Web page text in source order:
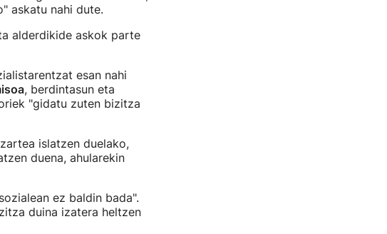
askatu nahi dute.
alderdikide askok parte
esan nahi
, berdintasun eta
"gidatu zuten bizitza
islatzen duelako,
duena, ahularekin
ez baldin bada".
duina izatera heltzen